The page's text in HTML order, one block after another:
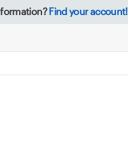
Find your account!